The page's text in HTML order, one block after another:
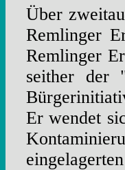
Über
Remlinger
Remlinger
seither der
Er wendet